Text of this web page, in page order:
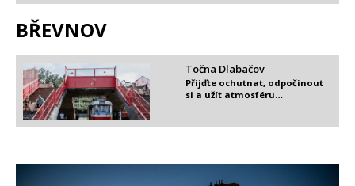
BŘEVNOV
Točna Dlabačov
Přijďte ochutnat, odpočinout
si a užít atmosféru…